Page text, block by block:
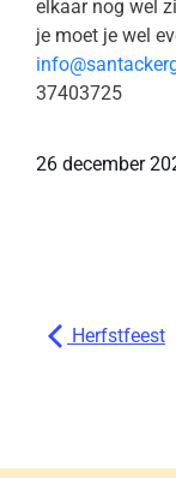
elkaar nog wel
je moet je wel
37403725
26 december
Herfstfeest